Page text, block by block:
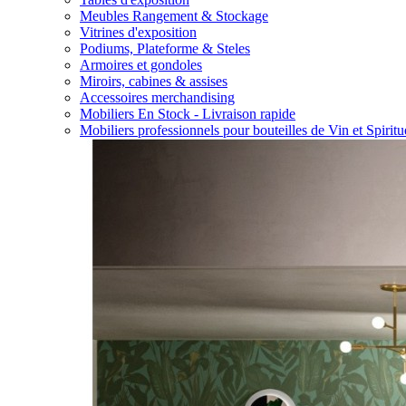
Meubles Rangement & Stockage
Vitrines d'exposition
Podiums, Plateforme & Steles
Armoires et gondoles
Miroirs, cabines & assises
Accessoires merchandising
Mobiliers En Stock - Livraison rapide
Mobiliers professionnels pour bouteilles de Vin et